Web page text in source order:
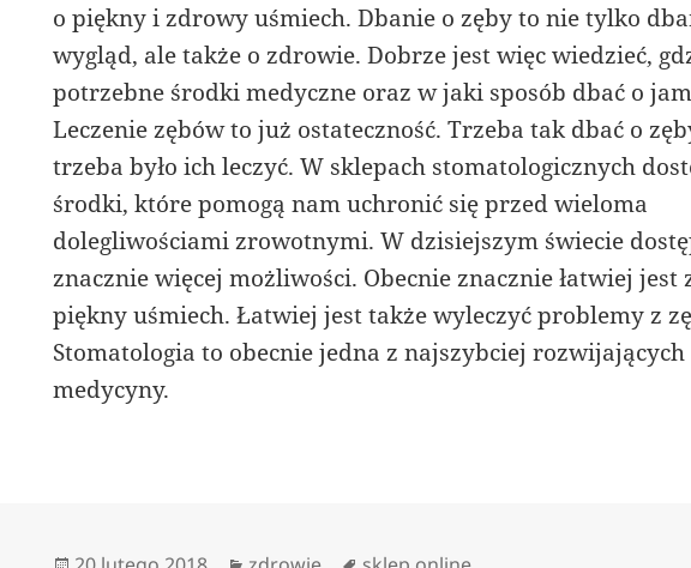
o piękny i zdrowy uśmiech. Dbanie o zęby to nie tylko
wygląd, ale także o zdrowie. Dobrze jest więc wiedzieć,
potrzebne środki medyczne oraz w jaki sposób dbać o
Leczenie zębów to już ostateczność. Trzeba tak dbać o
trzeba było ich leczyć. W sklepach stomatologicznych
środki, które pomogą nam uchronić się przed wieloma
dolegliwościami zrowotnymi. W dzisiejszym świecie
znacznie więcej możliwości. Obecnie znacznie łatwiej jest
piękny uśmiech. Łatwiej jest także wyleczyć problemy z
Stomatologia to obecnie jedna z najszybciej rozwijających
medycyny.